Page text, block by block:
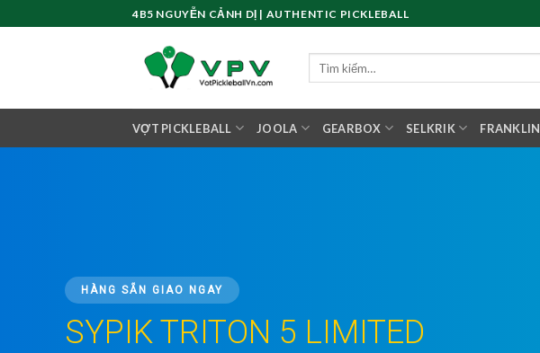
to
4B5 NGUYỄN CẢNH DỊ | AUTHENTIC PICKLEBALL
VỢT PICKLEBALL JOOLA GEARBOX SELKRIK FRANKLIN
HÀNG SẴN GIAO NGAY
SYPIK TRITON 5 LIMITED